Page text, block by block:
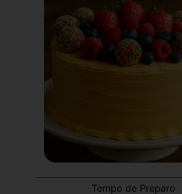
Tempo de Preparo